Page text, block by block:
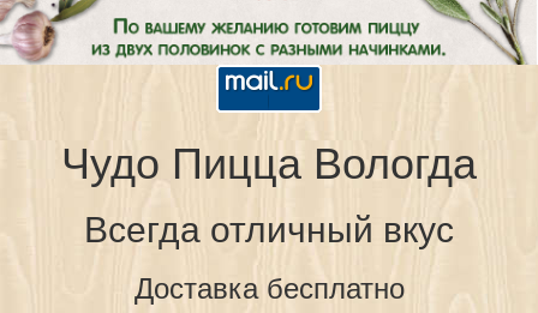
Чудо Пицца Вологда
Всегда отличный вкус
Доставка бесплатно